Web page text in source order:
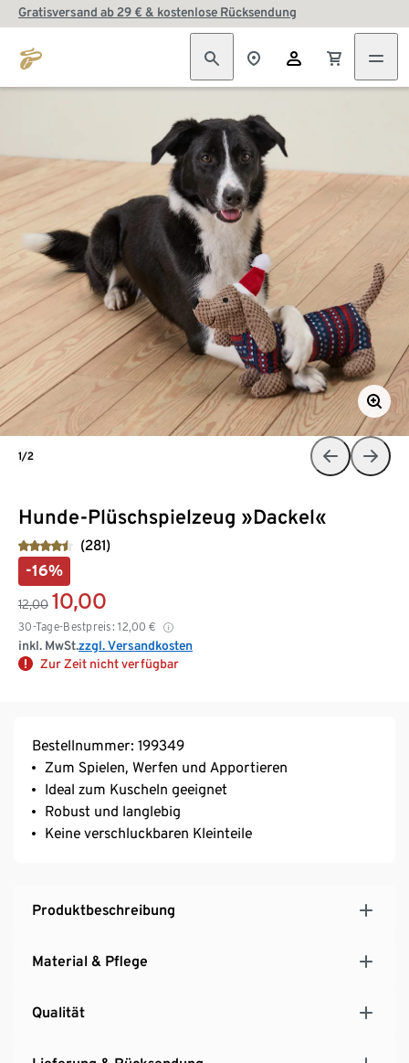
Gratisversand ab 29 € & kostenlose Rücksendung
Hunde-Plüschspielzeug »Dackel«
(281)
-16%
12,00 10,00
30-Tage-Bestpreis: 12,00 €
inkl. MwSt.zzgl. Versandkosten
Zur Zeit nicht verfügbar
1/2
Bestellnummer: 199349
Zum Spielen, Werfen und Apportieren
Ideal zum Kuscheln geeignet
Robust und langlebig
Keine verschluckbaren Kleinteile
Produktbeschreibung
Material & Pflege
Qualität